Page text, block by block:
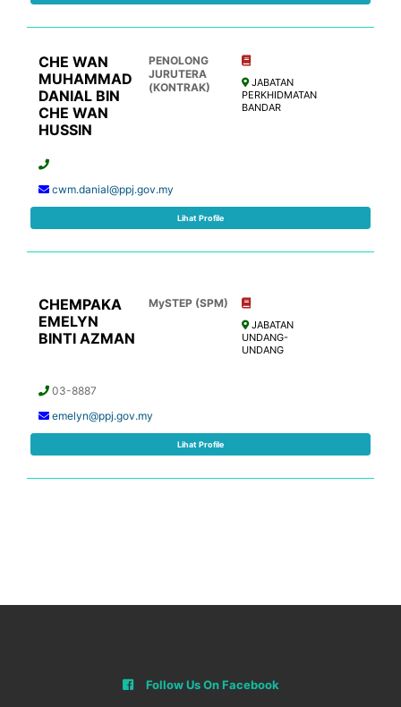
CHE WAN
MUHAMMAD
DANIAL BIN
CHE WAN
HUSSIN
PENOLONG
JURUTERA
(KONTRAK)
JABATAN
PERKHIDMATAN
BANDAR
cwm.danial@ppj.gov.my
Lihat Profile
CHEMPAKA
EMELYN
BINTI AZMAN
MySTEP (SPM)
JABATAN
UNDANG-
UNDANG
03-8887
emelyn@ppj.gov.my
Lihat Profile
Follow Us On Facebook